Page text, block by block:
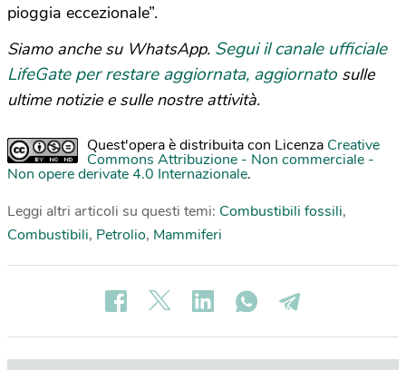
pioggia eccezionale”.
Siamo anche su WhatsApp. Segui il canale ufficiale
LifeGate per restare aggiornata, aggiornato sulle
ultime notizie e sulle nostre attività.
Quest'opera è distribuita con Licenza Creative
Commons Attribuzione - Non commerciale -
Non opere derivate 4.0 Internazionale.
Leggi altri articoli su questi temi: Combustibili fossili,
Combustibili, Petrolio, Mammiferi